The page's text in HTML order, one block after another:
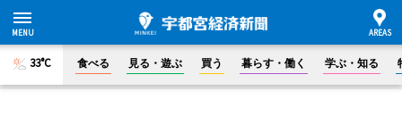
33°C 食べる 見る・遊ぶ 買う 暮らす・働く 学ぶ・知る